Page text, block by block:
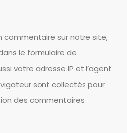
commentaire sur notre site,
le formulaire de
votre adresse IP et l’agent
sont collectés pour
des commentaires